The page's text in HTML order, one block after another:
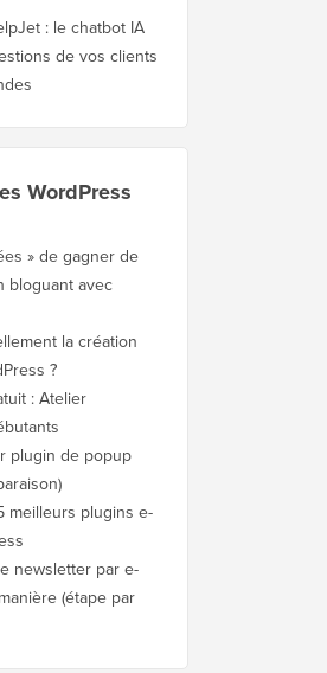
: le chatbot IA
de vos clients
WordPress
» de gagner de
bloguant avec
la création
?
: Atelier
plugin de popup
meilleurs plugins e-
newsletter par e-
(étape par